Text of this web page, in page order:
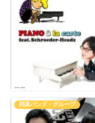
邦楽バンド・グループ